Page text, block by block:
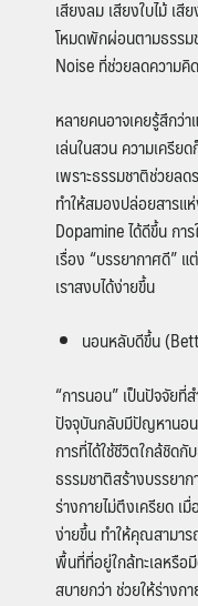
เสียงลม เสียงใบไม้ เ
โหมดพักผ่อนตามธรรม
Noise ที่ช่วยลดความ
หลายคนอาจเคยรู้สึกว่
เล่นในสวน ความเครี
เพราะธรรมชาติช่วยล
ทำให้สมองปล่อยสารแ
Dopamine ได้ดีขึ้น กา
เรื่อง “บรรยากาศดี”
เราสงบได้ง่ายขึ้น
นอนหลับดีขึ้น
“การนอน” เป็นปัจจัย
ปัจจุบันกลับมีปัญหานอ
การที่ได้ใช้ชีวิตใกล้ชิดกั
ธรรมชาติสร้างบรรยา
ร่างกายไม่ตึงเครียด เ
ง่ายขึ้น ทำให้คุณสามาร
พื้นที่ที่อยู่ใกล้ทะเลหรือ
สบายกว่า ช่วยให้ร่างก